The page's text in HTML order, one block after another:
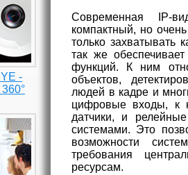
-
Современная IP-
компактный, но
только захватывать
так же
функций. К ним
объектов,
людей в кадре и
цифровые входы, к
датчики, и
системами. Это
возможности
требования
ресурсам.